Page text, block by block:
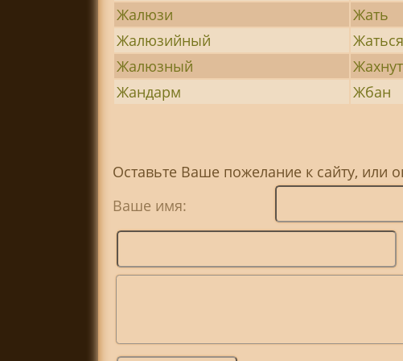
Жалюзи
Жать
Жалюзийный
Жаться
Жалюзный
Жандарм
Жбан
Оставьте Ваше пожелание к сайту, или
Ваше имя: